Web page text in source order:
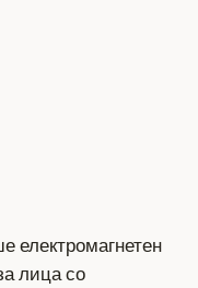
електромагнетен
лица со